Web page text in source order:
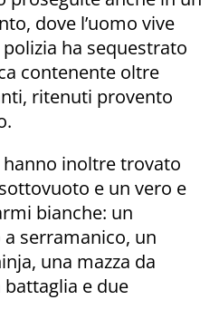
dove l’uomo vive
ha sequestrato
contenente oltre
ritenuti provento
hanno inoltre trovato
e un vero e
bianche: un
serramanico, un
una mazza da
battaglia e due